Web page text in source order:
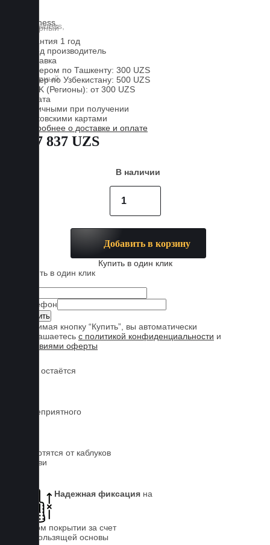
Business
Гарантия 1 год
Завод производитель
Доставка
Курьером по Ташкенту: 300 UZS
Курьер по Узбекистану: 500 UZS
CDEK (Регионы): от 300 UZS
Оплата
Наличными при получении
Банковскими картами
Подробнее о доставке и оплате
817 837 UZS
В наличии
Добавить в корзину
Купить в один клик
Купить в один клик
Телефон
Нажимая кнопку “Купить”, вы автоматически
соглашаетесь с политикой конфиденциальности и
условиями оферты
Обувь остаётся
Нет неприятного
Не портятся от каблуков
на обуви
Надежная фиксация на
штатном покрытии за счет
антискользящей основы